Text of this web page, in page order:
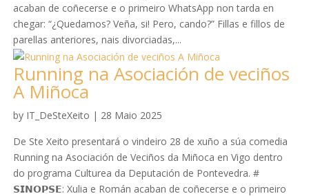
acaban de coñecerse e o primeiro WhatsApp non tarda en
chegar: “¿Quedamos? Veña, si! Pero, cando?” Fillas e fillos de
parellas anteriores, nais divorciadas,...
Running na Asociación de veciños
A Miñoca
by IT_DeSteXeito | 28 Maio 2025
De Ste Xeito presentará o vindeiro 28 de xuño a súa comedia
Running na Asociación de Veciños da Miñoca en Vigo dentro
do programa Culturea da Deputación de Pontevedra. #
𝗦𝗜𝗡𝗢𝗣𝗦𝗘: Xulia e Román acaban de coñecerse e o primeiro